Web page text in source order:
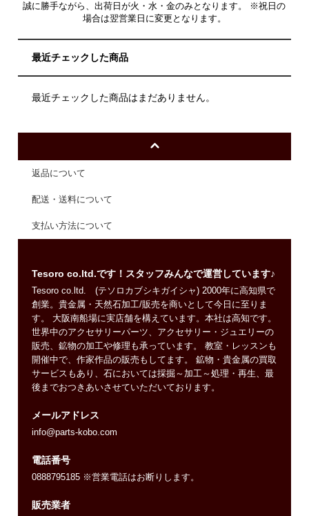
誠に勝手ながら、出荷日が火・水・金のみとなります。 ※祝日の
場合は翌営業日に変更となります。
最近チェックした商品
最近チェックした商品はまだありません。
返品について
配送・送料について
支払い方法について
Tesoro co.ltd.です！スタッフみんなで運営しています♪
Tesoro co.ltd. (テソロカブシキガイシャ) 2000年に高知県で
創業。貴金属・天然石加工/販売を商いとして今日に至りま
す。 大阪南船場に実店舗を構えています。本社は高知です。
世界中のアクセサリーパーツ、アクセサリー・ジュエリーの
販売、鉱物の加工や修理も承っています。 教室・レッスンも
開催中で、作家作品の販売もしてます。 鉱物・貴金属の買取
サービスもあり、石においては採掘～加工～処理・再生、最
後までおつきあいさせていただいております。
メールアドレス
info@parts-kobo.com
電話番号
0888795185 ※営業電話はお断りします。
販売業者